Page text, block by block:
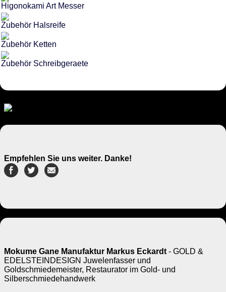
Higonokami Art Messer
Zubehör Halsreife
Zubehör Ketten
Zubehör Schreibgeraete
Empfehlen Sie uns weiter. Danke!
Mokume Gane Manufaktur Markus Eckardt - GOLD &
EDELSTEINDESIGN Juwelenfasser und
Goldschmiedemeister, Restaurator im Gold- und
Silberschmiedehandwerk